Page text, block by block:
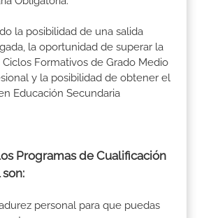
la posibilidad de una salida
la oportunidad de superar la
Formativos de Grado Medio
y la posibilidad de obtener el
Educación Secundaria
Programas de Cualificación
personal para que puedas